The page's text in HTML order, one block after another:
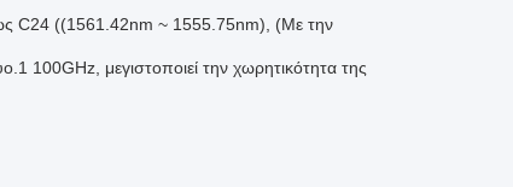
C24 ((1561.42nm ~ 1555.75nm), (Με την
100GHz, μεγιστοποιεί την χωρητικότητα της